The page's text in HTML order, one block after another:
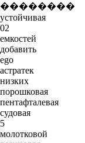
��������
устойчивая
02
емкостей
добавить
ego
астратек
низких
порошковая
пентафталевая
судовая
5
молотковой